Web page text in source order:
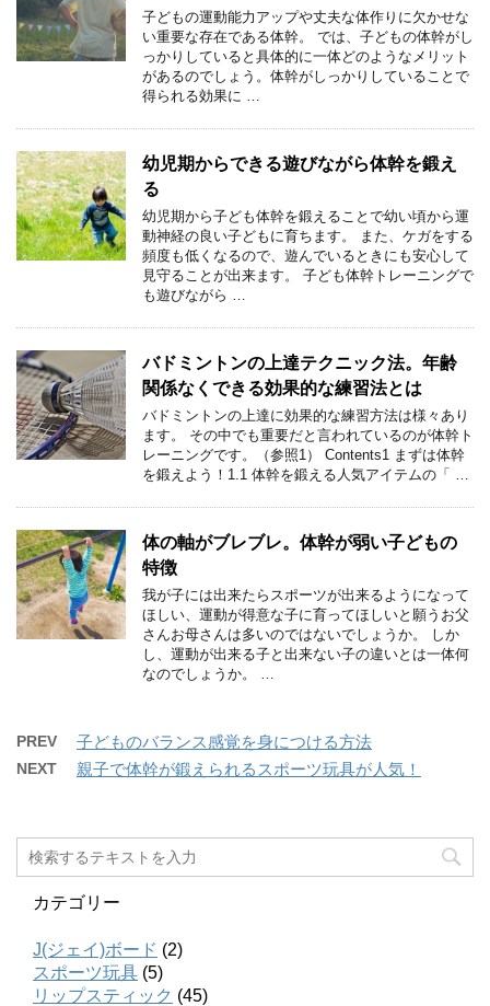
子どもの運動能力アップや丈夫な体作りに欠かせな
い重要な存在である体幹。 では、子どもの体幹がし
っかりしていると具体的に一体どのようなメリット
があるのでしょう。体幹がしっかりしていることで
得られる効果に …
幼児期からできる遊びながら体幹を鍛え
る
幼児期から子ども体幹を鍛えることで幼い頃から運
動神経の良い子どもに育ちます。 また、ケガをする
頻度も低くなるので、遊んでいるときにも安心して
見守ることが出来ます。 子ども体幹トレーニングで
も遊びながら …
バドミントンの上達テクニック法。年齢
関係なくできる効果的な練習法とは
バドミントンの上達に効果的な練習方法は様々あり
ます。 その中でも重要だと言われているのが体幹ト
レーニングです。（参照1） Contents1 まずは体幹
を鍛えよう！1.1 体幹を鍛える人気アイテムの「 …
体の軸がブレブレ。体幹が弱い子どもの
特徴
我が子には出来たらスポーツが出来るようになって
ほしい、運動が得意な子に育ってほしいと願うお父
さんお母さんは多いのではないでしょうか。 しか
し、運動が出来る子と出来ない子の違いとは一体何
なのでしょうか。 …
PREV 子どものバランス感覚を身につける方法
NEXT 親子で体幹が鍛えられるスポーツ玩具が人気！
カテゴリー
J(ジェイ)ボード (2)
スポーツ玩具 (5)
リップスティック (45)